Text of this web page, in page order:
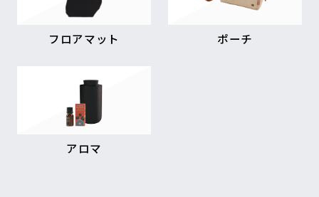
フロアマット ポーチ
アロマ